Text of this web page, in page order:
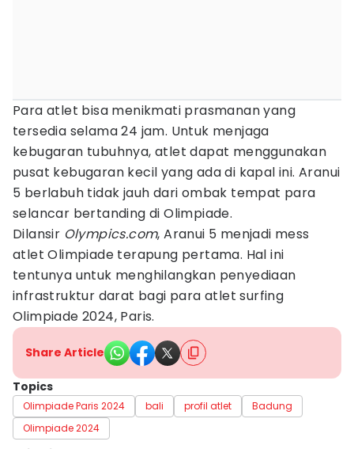
Para atlet bisa menikmati prasmanan yang
tersedia selama 24 jam. Untuk menjaga
kebugaran tubuhnya, atlet dapat menggunakan
pusat kebugaran kecil yang ada di kapal ini. Aranui
5 berlabuh tidak jauh dari ombak tempat para
selancar bertanding di Olimpiade.
Dilansir Olympics.com, Aranui 5 menjadi mess
atlet Olimpiade terapung pertama. Hal ini
tentunya untuk menghilangkan penyediaan
infrastruktur darat bagi para atlet surfing
Olimpiade 2024, Paris.
Share Article
Topics
Olimpiade Paris 2024 bali profil atlet
Badung
Olimpiade 2024